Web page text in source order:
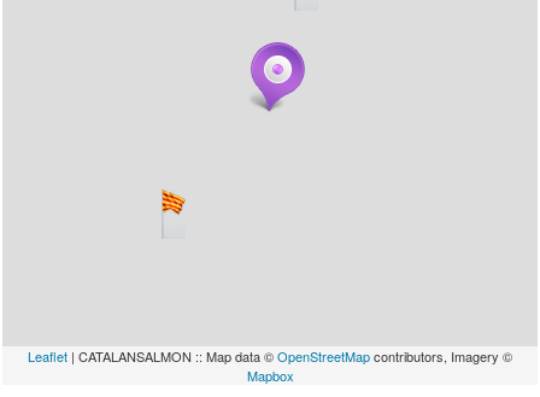
Leaflet | CATALANSALMON :: Map data ©OpenStreetMapcontributors, Imagery ©
Mapbox